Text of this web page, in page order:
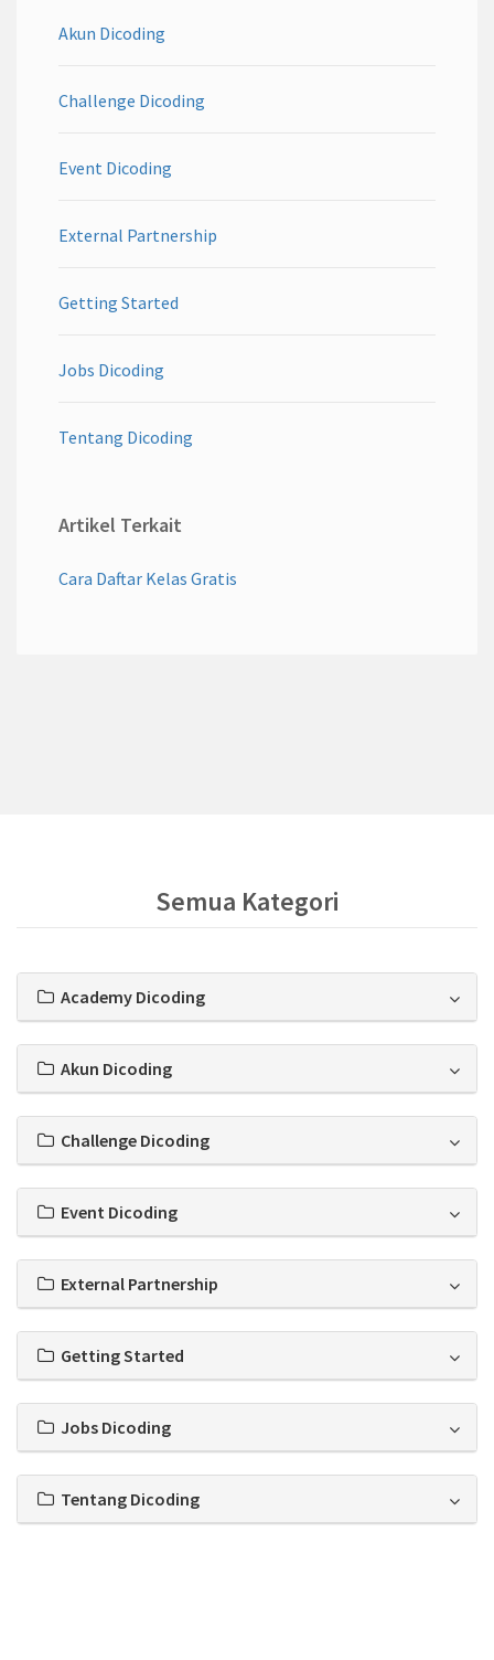
Akun Dicoding
Challenge Dicoding
Event Dicoding
External Partnership
Getting Started
Jobs Dicoding
Tentang Dicoding
Artikel Terkait
Cara Daftar Kelas Gratis
Semua Kategori
Academy Dicoding
Akun Dicoding
Challenge Dicoding
Event Dicoding
External Partnership
Getting Started
Jobs Dicoding
Tentang Dicoding